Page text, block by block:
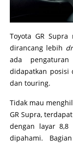
Toyota GR
dirancang lebih
ada
didapatkan posisi
dan touring.
Tidak mau
GR Supra,
dengan layar
dipahami.